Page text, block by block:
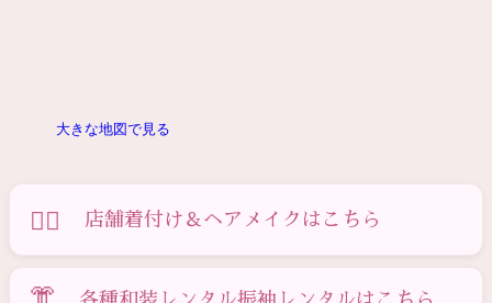
大きな地図で見る
💇‍♀️ 店舗着付け＆ヘアメイクはこちら